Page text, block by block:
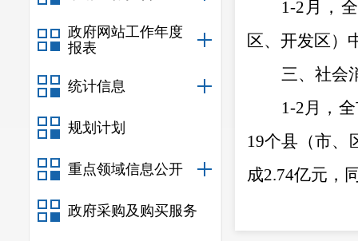
政府网站工作年度
报表
统计信息
规划计划
重点领域信息公开
政府采购及购买服务
1-2 月，
区、开发区）
三、社会
1-2月，
19个县（市、
成2.74亿元，